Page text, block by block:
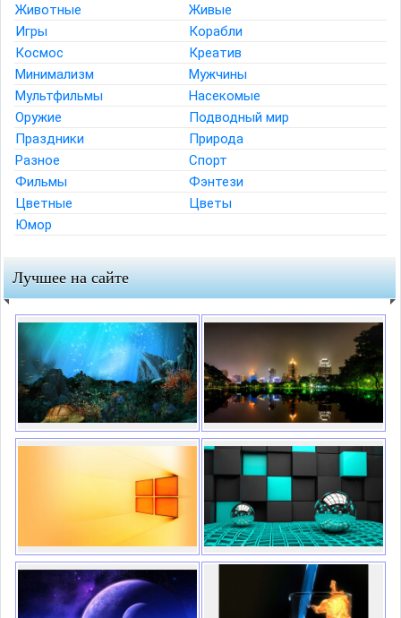
Животные
Живые
Игры
Корабли
Космос
Креатив
Минимализм
Мужчины
Мультфильмы
Насекомые
Оружие
Подводный мир
Праздники
Природа
Разное
Спорт
Фильмы
Фэнтези
Цветные
Цветы
Юмор
Лучшее на сайте